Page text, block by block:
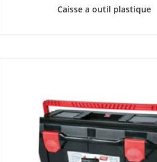
Caisse a outil plastique